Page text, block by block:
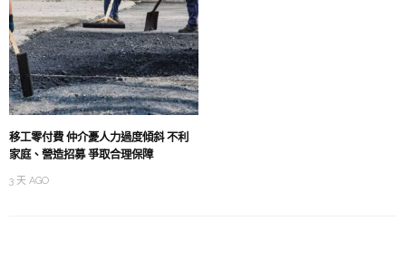
移工零付費 仲介憂人力過度傾斜 不利
家庭、營造招募 爭取合理保障
3 天 AGO